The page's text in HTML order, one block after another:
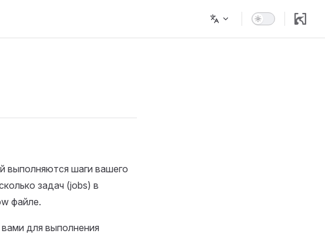
выполняются шаги вашего
задач (jobs) в
файле.
для выполнения